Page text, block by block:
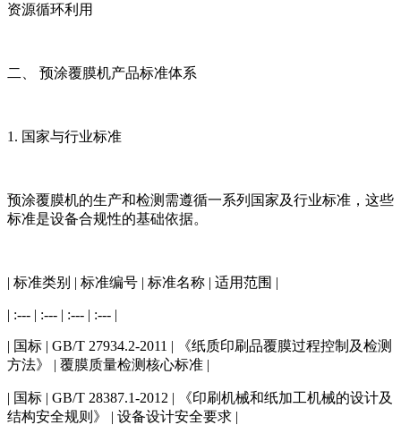
资源循环利用
二、 预涂覆膜机产品标准体系
1. 国家与行业标准
预涂覆膜机的生产和检测需遵循一系列国家及行业标准，这些
标准是设备合规性的基础依据。
| 标准类别 | 标准编号 | 标准名称 | 适用范围 |
| :--- | :--- | :--- | :--- |
| 国标 | GB/T 27934.2-2011 | 《纸质印刷品覆膜过程控制及检测
方法》 | 覆膜质量检测核心标准 |
| 国标 | GB/T 28387.1-2012 | 《印刷机械和纸加工机械的设计及
结构安全规则》 | 设备设计安全要求 |